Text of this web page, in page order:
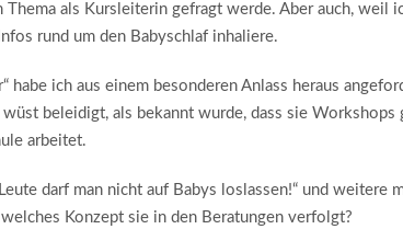
Thema als Kursleiterin gefragt werde. Aber auch, weil
rund um den Babyschlaf inhaliere.
habe ich aus einem besonderen Anlass heraus
beleidigt, als bekannt wurde, dass sie Workshops
arbeitet.
darf man nicht auf Babys loslassen!“ und weitere
Konzept sie in den Beratungen verfolgt?